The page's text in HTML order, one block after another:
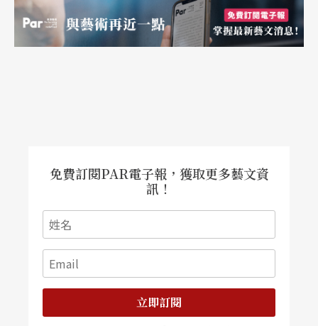
免費訂閱PAR電子報，獲取更多藝文資
訊！
立即訂閱